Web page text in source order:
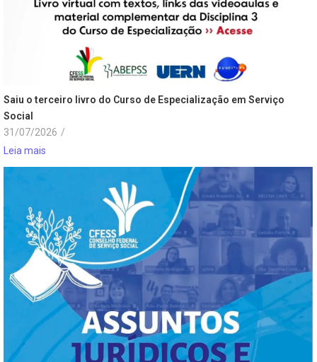
Saiu o terceiro livro do Curso de Especialização em Serviço
Social
31/07/2026 /
Leia mais